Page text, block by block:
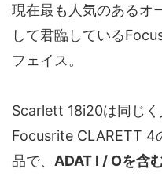
現在最も人気のあるオ
して君臨している
フェイス。
Scarlett 18i20は同じ
Focusrite CLARETT 4
品で、 ADAT I / Oを含